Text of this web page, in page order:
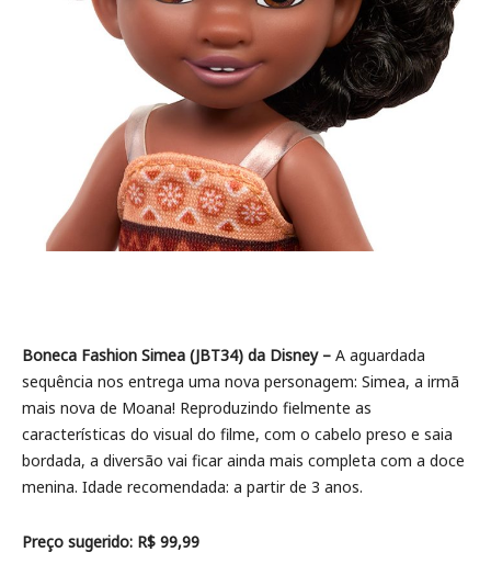
Boneca Fashion Simea (JBT34) da Disney – A aguardada
sequência nos entrega uma nova personagem: Simea, a irmã
mais nova de Moana! Reproduzindo fielmente as
características do visual do filme, com o cabelo preso e saia
bordada, a diversão vai ficar ainda mais completa com a doce
menina. Idade recomendada: a partir de 3 anos.
Preço sugerido: R$ 99,99